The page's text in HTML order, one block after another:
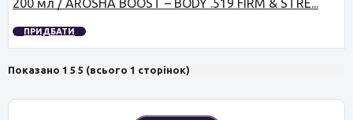
200 мл / AROSHA BOOST – BODY .519 FIRM & STRE...
ПРИДБАТИ
Показано 1 5 5 (всього 1 сторінок)